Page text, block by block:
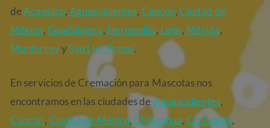
deAcapulco,Aguascalientes, Cancún,Ciudad de
México,Guadalajara, Hermosillo, León, Mérida,
MonterreyySan Luis Potosí.
En servicios de Cremación para Mascotas nos
encontramos en las ciudades deAguascalientes,
Cancún,Ciudad de México,Chihuahua,Cd Juárez,